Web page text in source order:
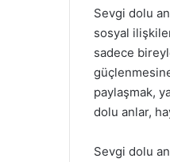
Sevgi dolu
sosyal
sadece
paylaşmak,
dolu anlar,
Sevgi dolu